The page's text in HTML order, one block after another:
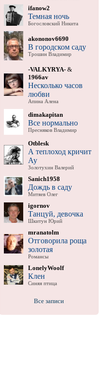
ifanow2
Темная ночь
Богословский Никита
akononov6690
В городском саду
Трошин Владимир
-VALKYRYA-&
1966av
Несколько часов
любви
Апина Алена
dimakapitan
Все нормально
Пресняков Владимир
Otblesk
А теплоход кричит
Ау
Золотухин Валерий
Sanich1958
Дождь в саду
Митяев Олег
igornov
Танцуй, девочка
Шкитун Юрий
mranatolm
Отговорила роща
золотая
Романсы
LonelyWoolf
Клен
Синяя птица
Все записи